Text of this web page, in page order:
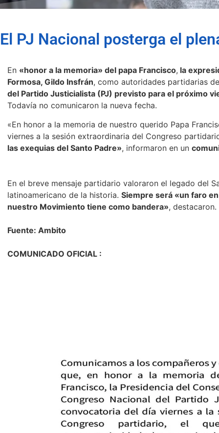
El PJ Nacional posterga el
En «honor a la memoria» del papa Francisco, la
Formosa, Gildo Insfrán, como autoridades partidarias
del Partido Justicialista (PJ) previsto para el próximo
Todavía no comunicaron la nueva fecha.
«En honor a la memoria de nuestro querido Papa
viernes a la sesión extraordinaria del Congreso
las exequias del Santo Padre», informaron en un
En el breve mensaje partidario valoraron el legado del
latinoamericano de la historia. Siempre será «un faro
nuestro Movimiento tiene como bandera», destacaron.
Fuente: Ambito
COMUNICADO OFICIAL :